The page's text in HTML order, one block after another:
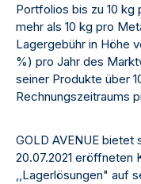
Portfolios bis zu 10 kg
mehr als 10 kg pro
Lagergebühr in Höhe
%) pro Jahr des
seiner Produkte über
Rechnungszeitraums
GOLD AVENUE bietet
20.07.2021 eröffneten
,,Lagerlösungen" auf